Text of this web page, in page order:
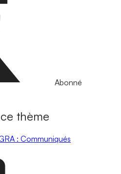
Abonné
thème
: Communiqués